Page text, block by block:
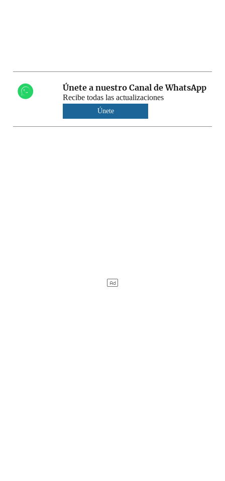
Únete a nuestro Canal de WhatsApp
Recibe todas las actualizaciones
Únete